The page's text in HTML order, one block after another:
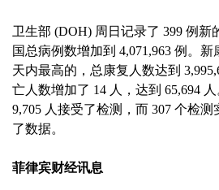
卫生部 (DOH) 周日记录了 399 例新
国总病例数增加到 4,071,963 例。
天内最高的，总康复人数达到
亡人数增加了 14 人，达到 65,694
9,705 人接受了检测，而 307 个检测
了数据。
菲律宾财经讯息